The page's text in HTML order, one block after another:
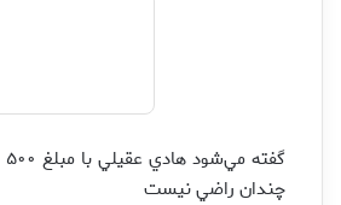
چندان راضي نيست